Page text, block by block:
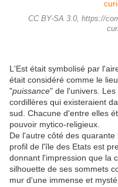
CC BY-SA 3.0, https://
L'Est était symbolisé par
était considéré comme le
"puissance" de l'univers.
cordillères qui existeraient
sud. Chacune d'entre elles
pouvoir mytico-religieux.
De l'autre côté des
profil de l'île des Etats est
donnant l'impression que la
silhouette de ses sommets
mur d'une immense et